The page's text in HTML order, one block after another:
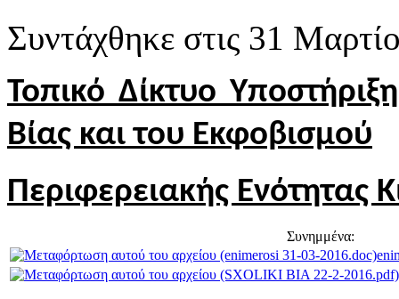
Συντάχθηκε στις 31
Τοπικό Δίκτυο
Βίας και του Εκφοβισμού
Περιφερειακής Ενότητας
Συνημμένα: